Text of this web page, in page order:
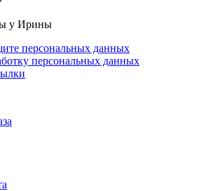
у Ирины
персональных данных
персональных данных